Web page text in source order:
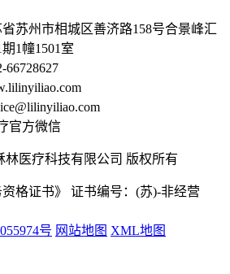
苏州市相城区善济路158号合景峰汇
1幢1501室
66728627
官方微信
林医疗科技有限公司 版权所有
资格证书》 证书编号：(苏)-非经营
号 网站地图 XML地图